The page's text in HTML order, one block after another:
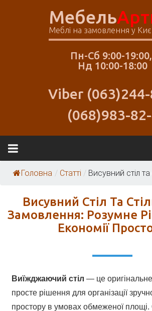
Мебель
Меблі на замовлення у
Пн-Сб 9:00-19:00,
Нд 10:00-18:00
Viber
(068)983-
Меблі
АртісГоловна / Статті / Висувний стіл та
Висувний Стіл Та
Замовлення: Розумне
Економії
Виїжджаючий стіл — це
просте рішення для організації
простору в умовах обмеженої площі.